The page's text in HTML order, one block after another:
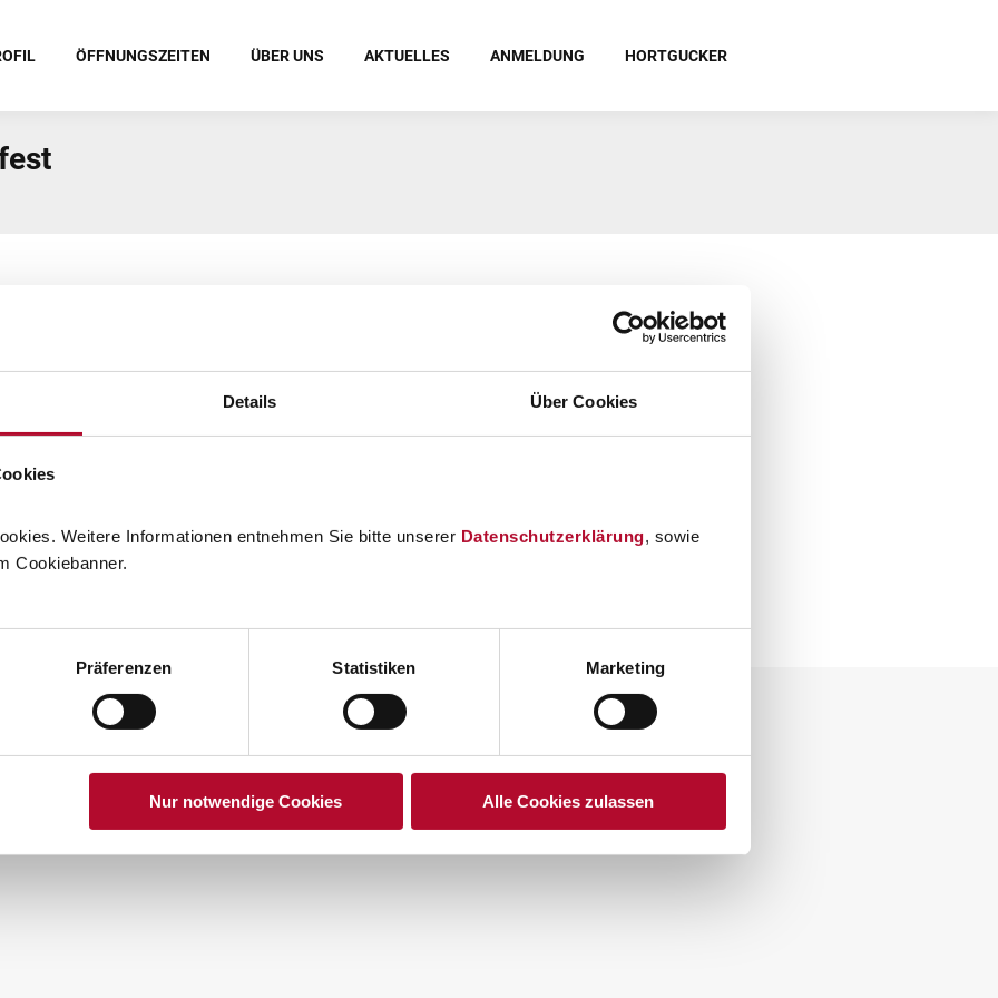
Details Über Cookies
Weitere Informationen entnehmen Sie bitte unserer Datenschutzerklärung, sowie
Cookiebanner.
Präferenzen Statistiken Marketing
Nur notwendige Cookies Alle Cookies zulassen
ÖFFNUNGSZEITEN ÜBER UNS AKTUELLES ANMELDUNG HORTGUCKER